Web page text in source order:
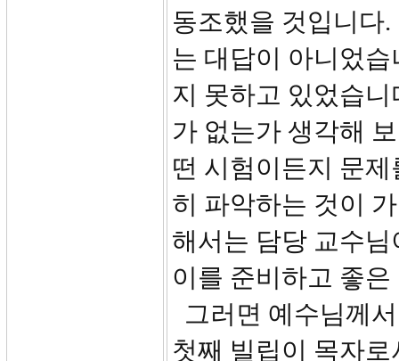
동조했을 것입니다
는 대답이 아니었
지 못하고 있었습
가 없는가 생각해
떤 시험이든지 문
히 파악하는 것이
해서는 담당 교수
이를 준비하고 좋
그러면 예수님께
첫째 빌립이 목자